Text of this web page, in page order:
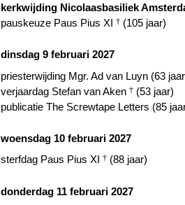
kerkwijding Nicolaasbasiliek
pauskeuze Paus Pius XI † (105 jaar)
dinsdag 9 februari 2027
priesterwijding Mgr. Ad van Luyn (63
verjaardag Stefan van Aken † (53 jaar)
publicatie The Screwtape Letters (85
woensdag 10 februari 2027
sterfdag Paus Pius XI † (88 jaar)
donderdag 11 februari 2027